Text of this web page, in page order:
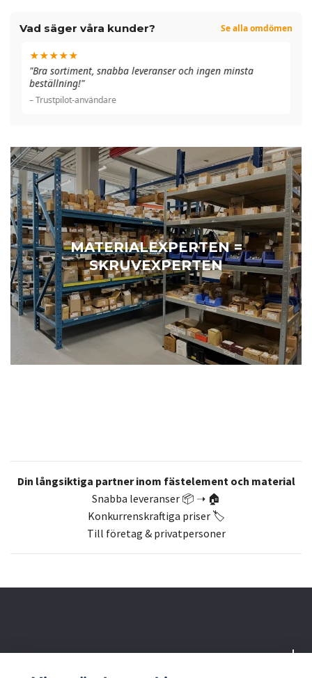
Vad säger våra kunder? Se alla omdömen
★★★★★
"Bra sortiment, snabba leveranser och ingen minsta
beställning!"
– Trustpilot-användare
MATERIALEXPERTEN =
SKRUVEXPERTEN
Din långsiktiga partner inom fästelement och material
Snabba leveranser 📦 ➝ 🏠
Konkurrenskraftiga priser 🏷️
Till företag & privatpersoner
Om oss